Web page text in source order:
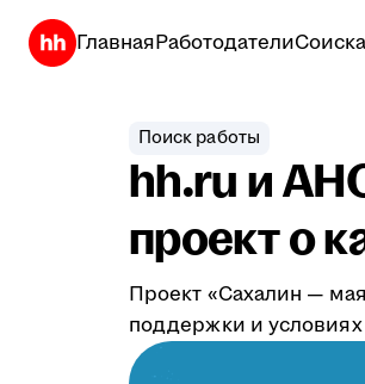
ГлавнаяРаботодатели
Поиск работы
hh.ru и
проект о
Проект «Сахалин —
поддержки и